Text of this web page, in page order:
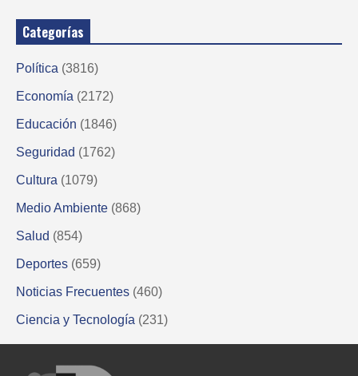
Categorías
Política (3816)
Economía (2172)
Educación (1846)
Seguridad (1762)
Cultura (1079)
Medio Ambiente (868)
Salud (854)
Deportes (659)
Noticias Frecuentes (460)
Ciencia y Tecnología (231)